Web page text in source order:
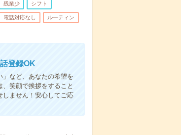
残業少 シフト
電話対応なし ルーティン
登録OK
など、あなたの希望を
笑顔で挨拶をすること
しません！安心してご応